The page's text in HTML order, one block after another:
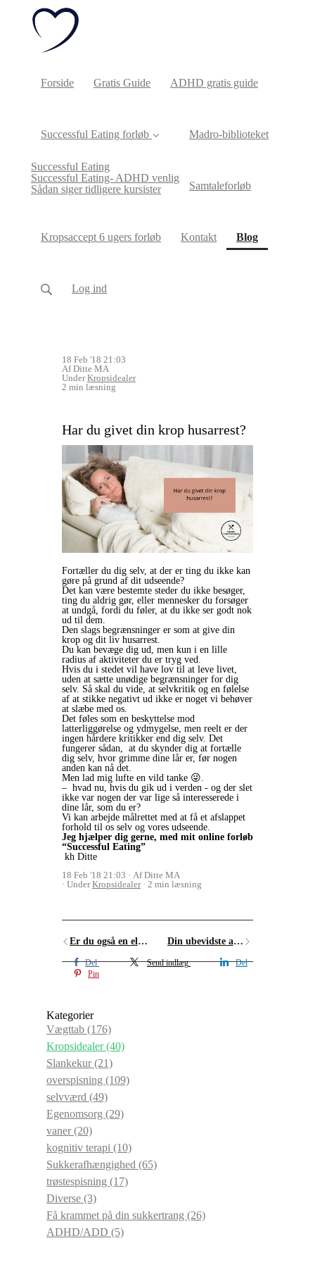
Forside Gratis Guide ADHD gratis guide
Successful Eating forløb
Successful Eating
Successful Eating- ADHD venlig
Sådan siger tidligere kursister
Madro-biblioteket
Samtaleforløb
Kropsaccept 6 ugers forløb Kontakt Blog(current)
Log ind
18 Feb '18 21:03
Af Ditte MA
UnderKropsidealer
2 min læsning
Har du givet din krop husarrest?
Fortæller du dig selv, at der er ting du ikke kan
gøre på grund af dit udseende?
Det kan være bestemte steder du ikke besøger,
ting du aldrig gør, eller mennesker du forsøger
at undgå, fordi du føler, at du ikke ser godt nok
ud til dem.
Den slags begrænsninger er som at give din
krop og dit liv husarrest.
Du kan bevæge dig ud, men kun i en lille
radius af aktiviteter du er tryg ved.
Hvis du i stedet vil have lov til at leve livet,
uden at sætte unødige begrænsninger for dig
selv. Så skal du vide, at selvkritik og en følelse
af at stikke negativt ud ikke er noget vi behøver
at slæbe med os.
Det føles som en beskyttelse mod
latterliggørelse og ydmygelse, men reelt er der
ingen hårdere kritikker end dig selv. Det
fungerer sådan, at du skynder dig at fortælle
dig selv, hvor grimme dine lår er, før nogen
anden kan nå det.
Men lad mig lufte en vild tanke 😜.
– hvad nu, hvis du gik ud i verden - og der slet
ikke var nogen der var lige så interesserede i
dine lår, som du er?
Vi kan arbejde målrettet med at få et afslappet
forhold til os selv og vores udseende.
Jeg hjælper dig gerne, med mit online forløb
“Successful Eating”
kh Ditte
18 Feb '18 21:03
Af Ditte MA
UnderKropsidealer 2 min læsning
Er du også en elendig tankelæser? Din ubevidste afhængighed
Del Send indlæg
Del
Pin
Kategorier
Vægttab (176)
Kropsidealer(40)
Slankekur(21)
overspisning (109)
selvværd (49)
Egenomsorg (29)
vaner(20)
kognitiv terapi (10)
Sukkerafhængighed (65)
trøstespisning (17)
Diverse (3)
Få krammet på din sukkertrang (26)
ADHD/ADD (5)